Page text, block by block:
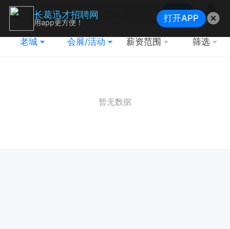
搜索
地图
老城 会展/活动 薪资范围 筛选
暂无数据
长葛迅才招聘网
用app更方便！ 打开APP